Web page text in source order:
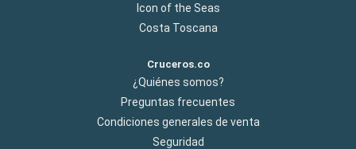
Icon of the Seas
Costa Toscana
Cruceros.co
¿Quiénes somos?
Preguntas frecuentes
Condiciones generales de venta
Seguridad